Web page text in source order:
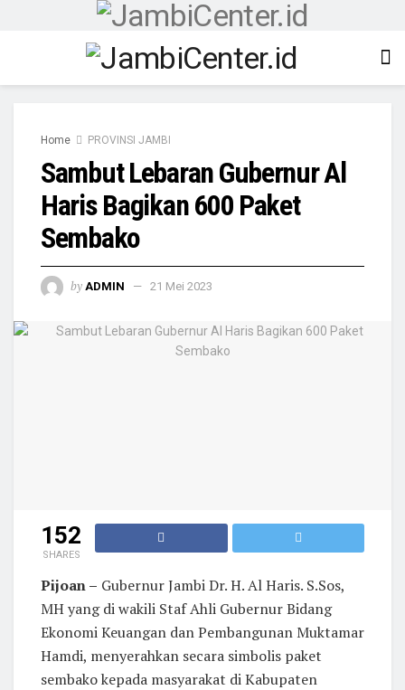
Home PROVINSI JAMBI
Sambut Lebaran Gubernur Al
Haris Bagikan 600 Paket
Sembako
by ADMIN 21 Mei 2023
152
SHARES
Pijoan – Gubernur Jambi Dr. H. Al Haris. S.Sos,
MH yang di wakili Staf Ahli Gubernur Bidang
Ekonomi Keuangan dan Pembangunan Muktamar
Hamdi, menyerahkan secara simbolis paket
sembako kepada masyarakat di Kabupaten